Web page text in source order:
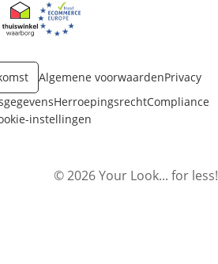
Opent in nieuw venster
Opent in nieuw venster
Algemene voorwaardenPrivacy
HerroepingsrechtCompliance
instellingen
© 2026 Your Look... for less!